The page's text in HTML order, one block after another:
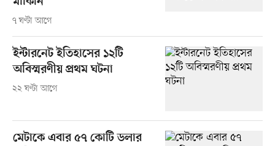
৭ ঘণ্টা আগে
ইন্টারনেট ইতিহাসের ১২টি
অবিস্মরণীয় প্রথম ঘটনা
২২ ঘণ্টা আগে
মেটাকে এবার ৫৭ কোটি ডলার